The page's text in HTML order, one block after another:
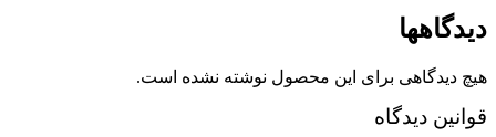
دیدگاهها
هیچ دیدگاهی برای این محصول نوشته نشده است.
قوانین دیدگاه